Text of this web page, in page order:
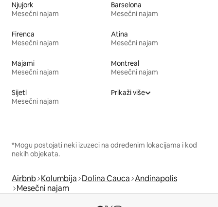
Njujork
Mesečni najam
Barselona
Mesečni najam
Firenca
Mesečni najam
Atina
Mesečni najam
Majami
Mesečni najam
Montreal
Mesečni najam
Sijetl
Mesečni najam
Prikaži više
*Mogu postojati neki izuzeci na određenim lokacijama i kod
nekih objekata.
Airbnb Kolumbija Dolina Cauca Andinapolis
Mesečni najam